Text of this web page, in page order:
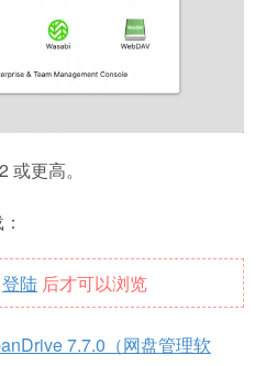
更高。
登陆 后才可以浏览
7.7.0（网盘管理软